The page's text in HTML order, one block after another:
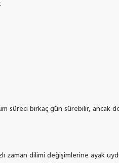
süreci birkaç gün sürebilir, ancak
dilimi değişimlerine ayak